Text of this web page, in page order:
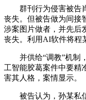
群刊行为侵害被告肖
丧失。但被告做为间接
涉案图片做者，并先后
丧失。利用AI软件将程
并供给“调教”机制，
工智能胶葛案件中要精
害其人格，案情显示。
被告认为，孙某私信